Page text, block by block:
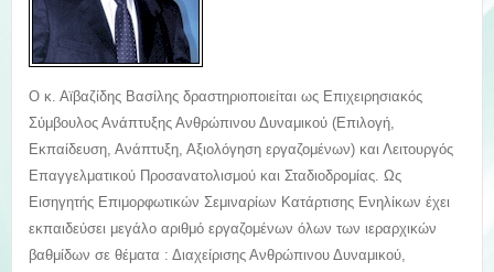
Ο κ. Αϊβαζίδης Βασίλης δραστηριοποιείται ως Επιχειρησιακός
Σύμβουλος Ανάπτυξης Ανθρώπινου Δυναμικού (Επιλογή,
Εκπαίδευση, Ανάπτυξη, Αξιολόγηση εργαζομένων) και Λειτουργός
Επαγγελματικού Προσανατολισμού και Σταδιοδρομίας. Ως
Εισηγητής Επιμορφωτικών Σεμιναρίων Κατάρτισης Ενηλίκων έχει
εκπαιδεύσει μεγάλο αριθμό εργαζομένων όλων των ιεραρχικών
βαθμίδων σε θέματα : Διαχείρισης Ανθρώπινου Δυναμικού,